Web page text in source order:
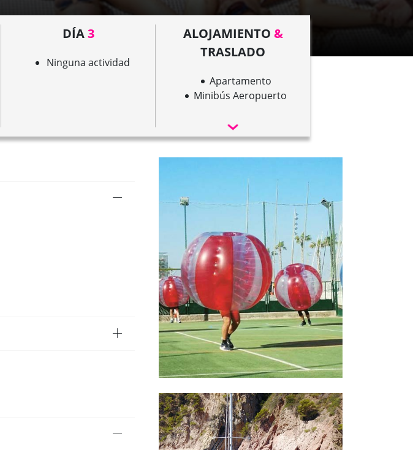
DÍA3
Ninguna actividad
ALOJAMIENTO &
TRASLADO
Apartamento
Minibús Aeropuerto